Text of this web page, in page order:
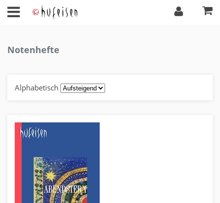
Notenhefte
Alphabetisch